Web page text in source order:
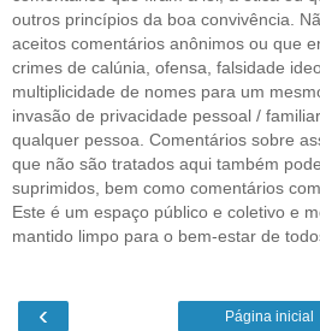
outros princípios da boa convivência.
aceitos comentários anônimos ou que
crimes de calúnia, ofensa, falsidade
multiplicidade de nomes para um
invasão de privacidade pessoal /
qualquer pessoa. Comentários sobre
que não são tratados aqui também
suprimidos, bem como comentários
Este é um espaço público e coletivo e
mantido limpo para o bem-estar de
‹ Página inicial